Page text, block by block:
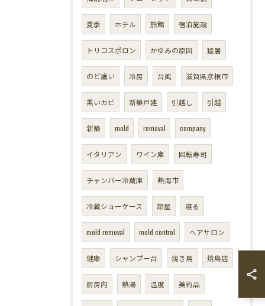
夏季 ホテル 旅館 宿泊施設
トリコスポロン かゆみの原因 猛暑
のど痛い 冷房 台風 滋賀県彦根市
黒いカビ 新築戸建 引越し 引越
新築 mold removal company
イタリアン ワイン庫 回転寿司
チャンバー冷蔵庫 熱海市
冷蔵ショーケース 部屋 寝る
mold removal mold control ヘアサロン
健康 シャンプー台 焼き鳥 焼鳥店
厨房内 熱湯 温度 美術品